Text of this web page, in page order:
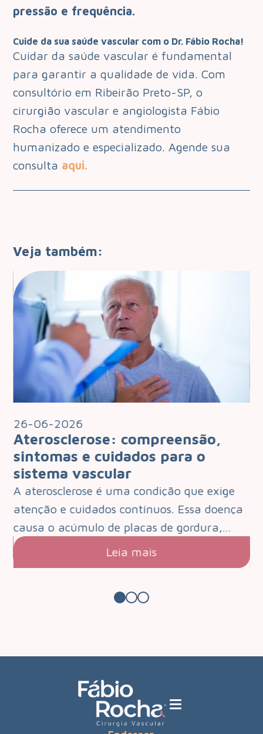
pressão e frequência.
Cuide da sua saúde vascular com o Dr. Fábio Rocha!
Cuidar da saúde vascular é fundamental
para garantir a qualidade de vida. Com
consultório em Ribeirão Preto-SP, o
cirurgião vascular e angiologista Fábio
Rocha oferece um atendimento
humanizado e especializado. Agende sua
consulta aqui.
Veja também:
26-06-2026
Aterosclerose: compreensão,
sintomas e cuidados para o
sistema vascular
A aterosclerose é uma condição que exige
atenção e cuidados contínuos. Essa doença
causa o acúmulo de placas de gordura,…
Leia mais